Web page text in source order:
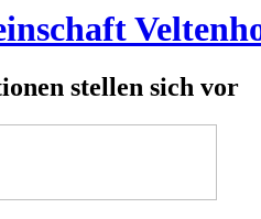
stellen sich vor